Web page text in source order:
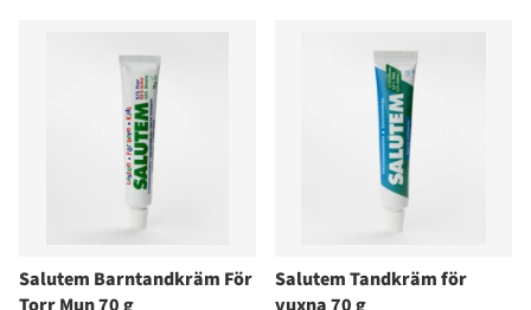
Salutem Barntandkräm För
Salutem Tandkräm för